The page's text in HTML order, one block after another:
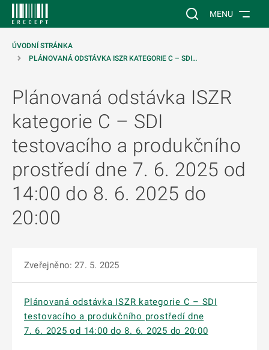
Vyhledávání na
MENU
ÚVODNÍ STRÁNKA
PLÁNOVANÁ ODSTÁVKA ISZR KATEGORIE C – SDI…
Plánovaná odstávka ISZR
kategorie C – SDI
testovacího a produkčního
prostředí dne 7. 6. 2025 od
14:00 do 8. 6. 2025 do
20:00
Zveřejněno: 27. 5. 2025
Plánovaná odstávka ISZR kategorie C – SDI
testovacího a produkčního prostředí dne
7. 6. 2025 od 14:00 do 8. 6. 2025 do 20:00